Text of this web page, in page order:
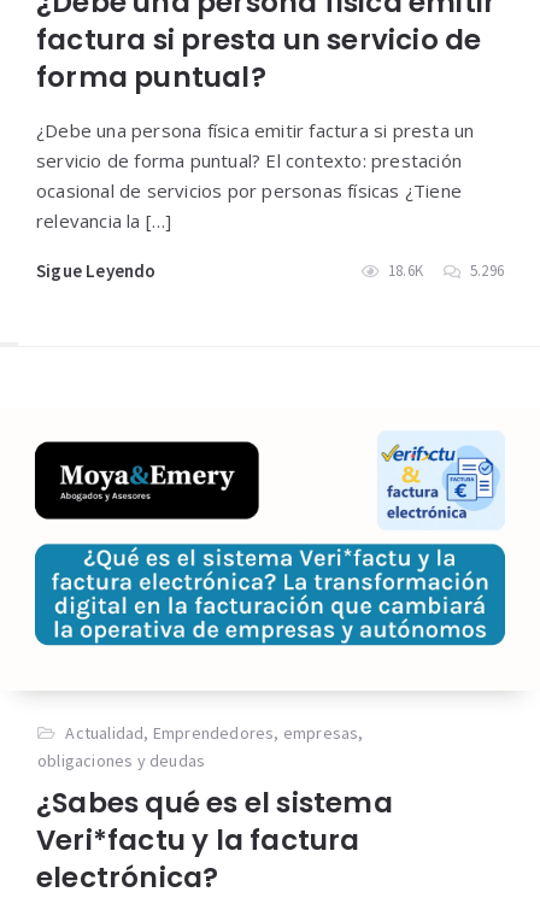
factura si presta un servicio de
forma puntual?
¿Debe una persona física emitir factura si presta un
servicio de forma puntual? El contexto: prestación
ocasional de servicios por personas físicas ¿Tiene
relevancia la […]
Sigue Leyendo 18.6K 5.296
Actualidad, Emprendedores, empresas,
obligaciones y deudas
¿Sabes qué es el sistema
Veri*factu y la factura
electrónica?